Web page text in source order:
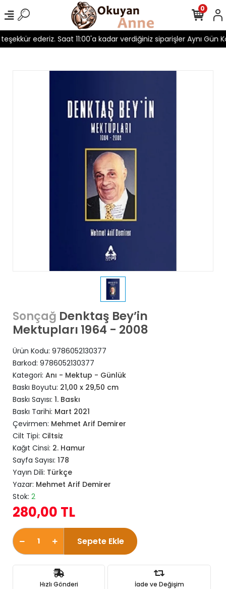
ederiz. Saat 11:00'a kadar verdiğiniz siparişler Aynı Gün
0
Sonçağ Denktaş Bey’in
Mektupları 1964 - 2008
Ürün Kodu: 9786052130377
Barkod: 9786052130377
Kategori: Anı - Mektup - Günlük
Baskı Boyutu: 21,00 x 29,50 cm
Baskı Sayısı: 1. Baskı
Baskı Tarihi: Mart 2021
Çevirmen: Mehmet Arif Demirer
Cilt Tipi: Ciltsiz
Kağıt Cinsi: 2. Hamur
Sayfa Sayısı: 178
Yayın Dili: Türkçe
Yazar: Mehmet Arif Demirer
Stok: 2
280,00 TL
Sepete Ekle
Hızlı Gönderi İade ve Değişim